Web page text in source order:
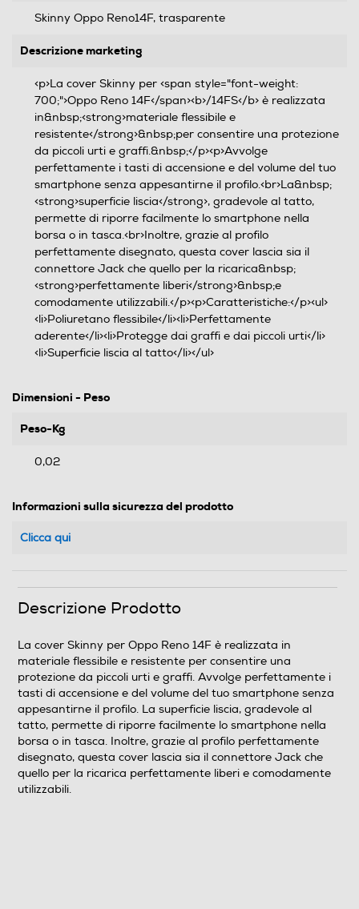
Skinny Oppo Reno14F, trasparente
Descrizione marketing
<p>La cover Skinny per <span style="font-weight:
700;">Oppo Reno 14F</span><b>/14FS</b> è realizzata
in&nbsp;<strong>materiale flessibile e
resistente</strong>&nbsp;per consentire una protezione
da piccoli urti e graffi.&nbsp;</p><p>Avvolge
perfettamente i tasti di accensione e del volume del tuo
smartphone senza appesantirne il profilo.<br>La&nbsp;
<strong>superficie liscia</strong>, gradevole al tatto,
permette di riporre facilmente lo smartphone nella
borsa o in tasca.<br>Inoltre, grazie al profilo
perfettamente disegnato, questa cover lascia sia il
connettore Jack che quello per la ricarica&nbsp;
<strong>perfettamente liberi</strong>&nbsp;e
comodamente utilizzabili.</p><p>Caratteristiche:</p><ul>
<li>Poliuretano flessibile</li><li>Perfettamente
aderente</li><li>Protegge dai graffi e dai piccoli urti</li>
<li>Superficie liscia al tatto</li></ul>
Dimensioni - Peso
Peso-Kg
0,02
Informazioni sulla sicurezza del prodotto
Clicca qui
Descrizione Prodotto
La cover Skinny per Oppo Reno 14F è realizzata in
materiale flessibile e resistente per consentire una
protezione da piccoli urti e graffi. Avvolge perfettamente i
tasti di accensione e del volume del tuo smartphone senza
appesantirne il profilo. La superficie liscia, gradevole al
tatto, permette di riporre facilmente lo smartphone nella
borsa o in tasca. Inoltre, grazie al profilo perfettamente
disegnato, questa cover lascia sia il connettore Jack che
quello per la ricarica perfettamente liberi e comodamente
utilizzabili.